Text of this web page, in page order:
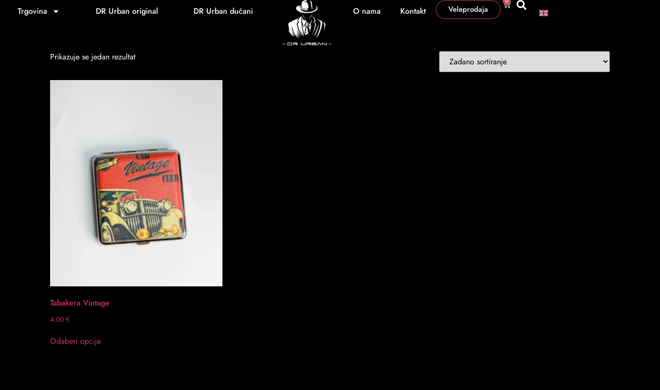
Trgovina DR Urban original DR Urban dućani O nama Kontakt Veleprodaja
/ Proizvod Model / Route 66
Prikazuje se jedan rezultat
Tabakera Vintage
4.00 €
Odaberi opcije